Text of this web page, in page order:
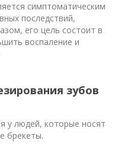
симптоматическим
последствий,
его цель состоит в
воспаление и
зубов
у людей, которые носят
брекеты.